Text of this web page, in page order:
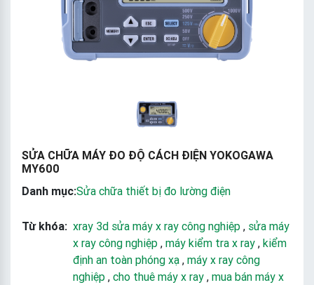
SỬA CHỮA MÁY ĐO ĐỘ CÁCH ĐIỆN YOKOGAWA
MY600
Danh mục:Sửa chữa thiết bị đo lường điện
Từ khóa: xray 3d sửa máy x ray công nghiệp , sửa máy
x ray công nghiệp , máy kiểm tra x ray , kiểm
định an toàn phóng xạ , máy x ray công
nghiệp , cho thuê máy x ray , mua bán máy x